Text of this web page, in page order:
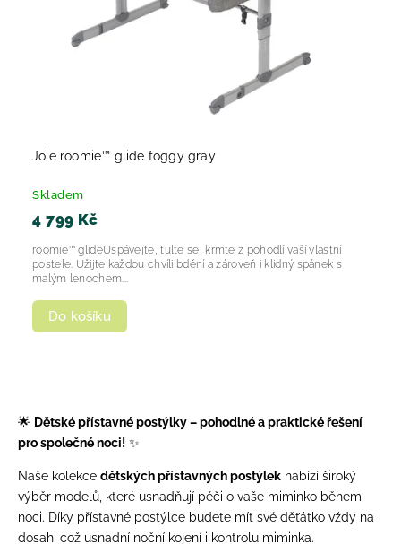
Joie roomie™ glide foggy gray
Skladem
4 799 Kč
Do košíku
roomie™ glideUspávejte, tulte se, krmte z pohodlí vaší vlastní
postele. Užijte každou chvíli bdění a zároveň i klidný spánek s
malým lenochem...
🌟 Dětské přístavné postýlky – pohodlné a praktické řešení
pro společné noci! ✨
Naše kolekce dětských přístavných postýlek nabízí široký
výběr modelů, které usnadňují péči o vaše miminko během
noci. Díky přístavné postýlce budete mít své děťátko vždy na
dosah, což usnadní noční kojení i kontrolu miminka.